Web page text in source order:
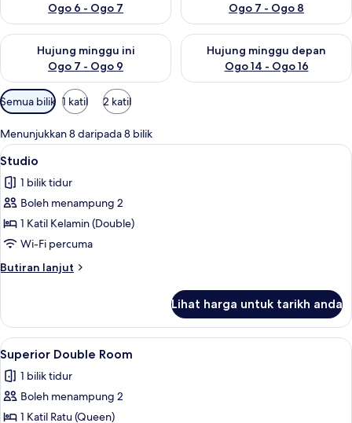
Ogo 6 - Ogo 7
Ogo 7 - Ogo 8
Hujung minggu ini
Ogo 7 - Ogo 9
Semak ketersediaan untuk hujung minggu ini Ogo 7 - Ogo 9
Hujung minggu depan
Ogo 14 - Ogo 16
Semak ketersediaan untuk
Penapis
yang
tersedia
untuk
bilik
Semua bilik 1 katil 2 katil
Menunjukkan 8 daripada 8 bilik
Lihat
semua
foto
untuk
Studio
Studio | Peti besi dalam bilik, meja,
7
Studio
1 bilik tidur
Boleh menampung 2
1 Katil Kelamin (Double)
Wi-Fi percuma
Butiran lanjut
Butiran
Lihat harga untuk tarikh anda
Lihat
semua
foto
untuk
Superior
Superior Double Room | Peti besi
1
Superior Double Room
1 bilik tidur
Boleh menampung 2
1 Katil Ratu (Queen)